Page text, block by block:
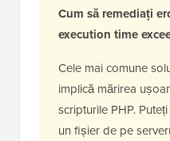
Cum să remediați
execution time
Cele mai comune
implică mărirea
scripturile PHP.
un fișier de pe